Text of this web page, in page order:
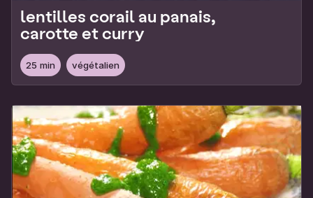
lentilles corail au panais,
carotte et curry
25 min végétalien